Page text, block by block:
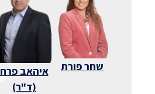
שחר פורת
איהאב פרח
(ד"ר)